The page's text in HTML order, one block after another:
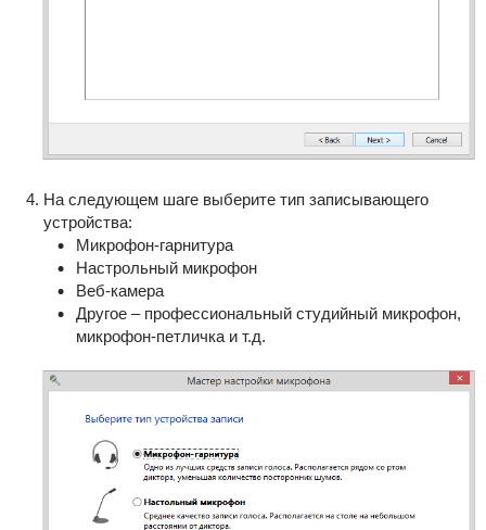
На следующем шаге выберите тип записывающего
устройства:
Микрофон-гарнитура
Настрольный микрофон
Веб-камера
Другое – профессиональный студийный микрофон,
микрофон-петличка и т.д.